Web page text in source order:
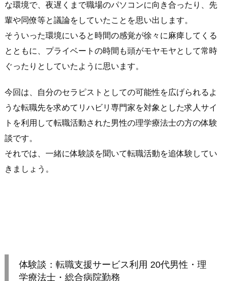
な環境で、夜遅くまで職場のパソコンに向き合ったり、先
輩や同僚等と議論をしていたことを思い出します。
そういった環境にいると時間の感覚が徐々に麻痺してくる
とともに、プライベートの時間も頭がモヤモヤとして常時
ぐったりとしていたように思います。
今回は、自分のセラピストとしての可能性を広げられるよ
うな転職先を求めてリハビリ専門家を対象とした求人サイ
トを利用して転職活動された男性の理学療法士の方の体験
談です。
それでは、一緒に体験談を聞いて転職活動を追体験してい
きましょう。
体験談：転職支援サービス利用 20代男性・理
学療法士・総合病院勤務